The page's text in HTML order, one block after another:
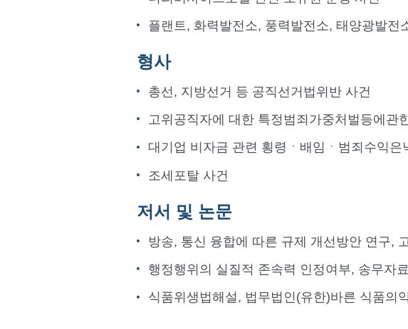
플랜트, 화력발전소, 풍력발전소, 태양광발전
형사
총선, 지방선거 등 공직선거법위반 사건
고위공직자에 대한 특정범죄가중처벌등에관
대기업 비자금 관련 횡령ㆍ배임ㆍ범죄수익은
조세포탈 사건
저서 및 논문
방송, 통신 융합에 따른 규제 개선방안 연구,
행정행위의 실질적 존속력 인정여부, 송무자
식품위생법해설, 법무법인(유한)바른 식품의